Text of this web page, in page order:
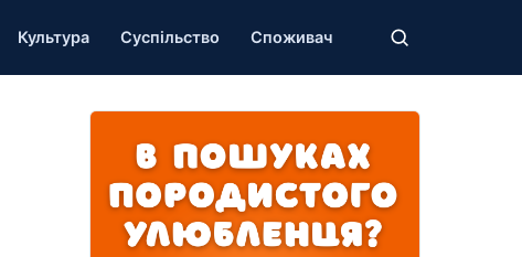
Культура Суспільство Споживач